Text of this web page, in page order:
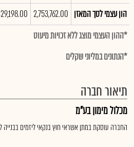
הון עצמי לסך המאזן 2,753,762.00
*ההון העצמי מוצג ללא זכויות מיעוט
*הנתונים במליוני שקלים
תיאור חברה
מכלול מימון בע"מ
החברה עוסקת במתן אשראי חוץ בנקאי ליזמים בבנייה